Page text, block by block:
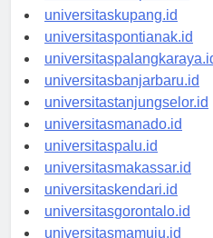
universitasdenpasar.id
universitaskupang.id
universitaspontianak.id
universitaspalangkaraya.id
universitasbanjarbaru.id
universitastanjungselor.id
universitasmanado.id
universitaspalu.id
universitasmakassar.id
universitaskendari.id
universitasgorontalo.id